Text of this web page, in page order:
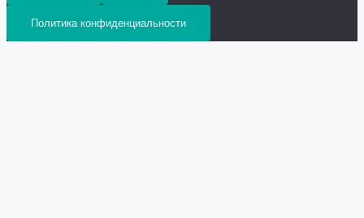
Политика конфиденциальности